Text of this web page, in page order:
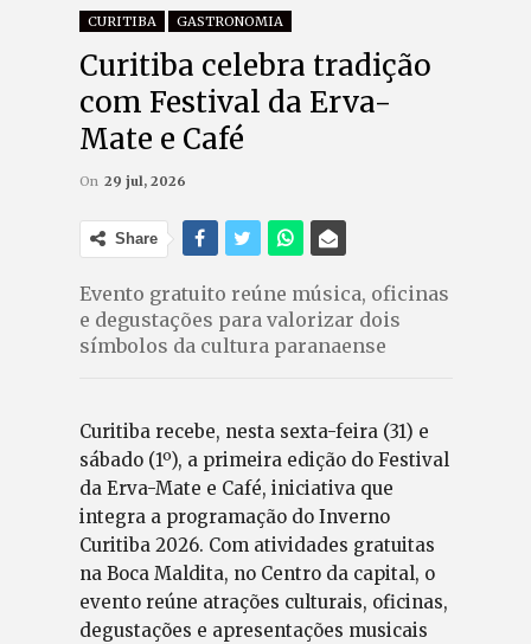
CURITIBA GASTRONOMIA
Curitiba celebra tradição
com Festival da Erva-
Mate e Café
On 29 jul, 2026
Share
Evento gratuito reúne música, oficinas
e degustações para valorizar dois
símbolos da cultura paranaense
Curitiba recebe, nesta sexta-feira (31) e
sábado (1º), a primeira edição do Festival
da Erva-Mate e Café, iniciativa que
integra a programação do Inverno
Curitiba 2026. Com atividades gratuitas
na Boca Maldita, no Centro da capital, o
evento reúne atrações culturais, oficinas,
degustações e apresentações musicais